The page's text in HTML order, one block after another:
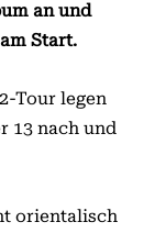
an und
Start.
Tour legen
13 nach und
orientalisch